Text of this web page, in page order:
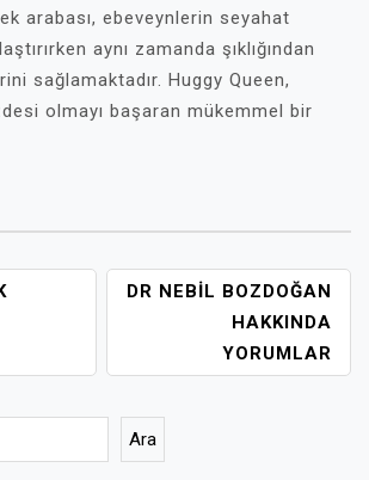
arabası, ebeveynlerin seyahat
aynı zamanda şıklığından
sağlamaktadır. Huggy Queen,
olmayı başaran mükemmel bir
DR NEBIL BOZDOĞAN
HAKKINDA
YORUMLAR
Ara